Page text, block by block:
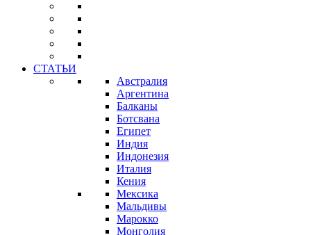
СТАТЬИ
Австралия
Аргентина
Балканы
Ботсвана
Египет
Индия
Индонезия
Италия
Кения
Мексика
Мальдивы
Марокко
Монголия